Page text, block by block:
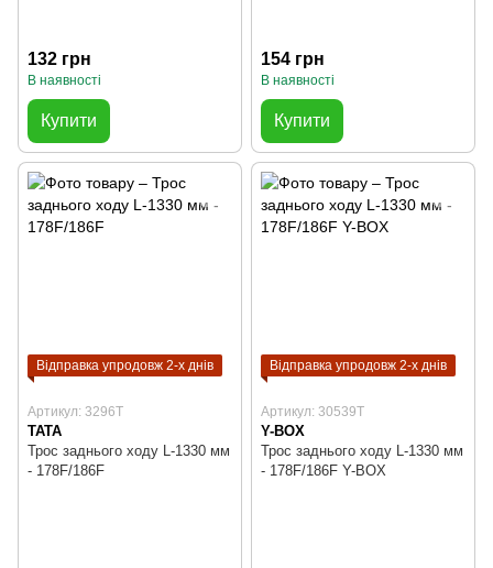
132 грн
В наявності
Купити
154 грн
В наявності
Купити
Відправка упродовж 2-х днів
Артикул: 3296T
TATA
Трос заднього ходу L-1330 мм
- 178F/186F
Відправка упродовж 2-х днів
Артикул: 30539T
Y-BOX
Трос заднього ходу L-1330 мм
- 178F/186F Y-BOX